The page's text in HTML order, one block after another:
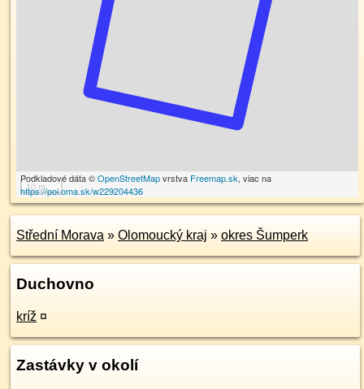
10 m
Podkladové dáta ©OpenStreetMapvrstva Freemap.sk, viac na
https://poi.oma.sk/w229204436
Střední Morava » Olomoucký kraj » okres Šumperk
Duchovno
kríž ¤
Zastávky v okolí